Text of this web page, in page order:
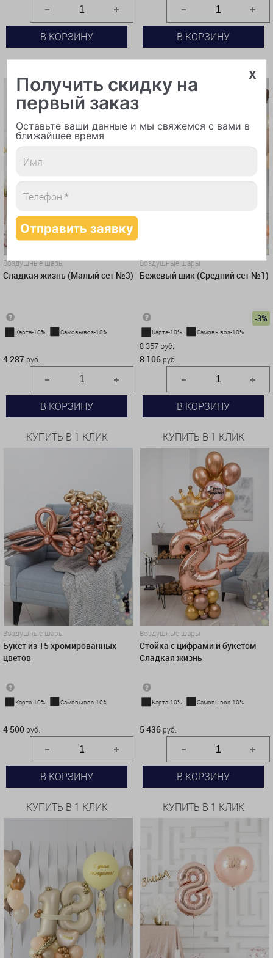
В КОРЗИНУ В КОРЗИНУ
Воздушные шары
Сладкая жизнь (Малый сет №3)
Карта-10% Самовывоз-10%
4 287 руб.
В КОРЗИНУ
КУПИТЬ В 1 КЛИК
Воздушные шары
Бежевый шик (Средний сет №1)
-3%
Карта-10% Самовывоз-10%
8 357 руб.
8 106 руб.
В КОРЗИНУ
КУПИТЬ В 1 КЛИК
Воздушные шары
Букет из 15 хромированных
цветов
Карта-10% Самовывоз-10%
4 500 руб.
В КОРЗИНУ
КУПИТЬ В 1 КЛИК
Воздушные шары
Стойка с цифрами и букетом
Сладкая жизнь
Карта-10% Самовывоз-10%
5 436 руб.
В КОРЗИНУ
КУПИТЬ В 1 КЛИК
x
Получить скидку на
первый заказ
Оставьте ваши данные и мы свяжемся с вами в
ближайшее время